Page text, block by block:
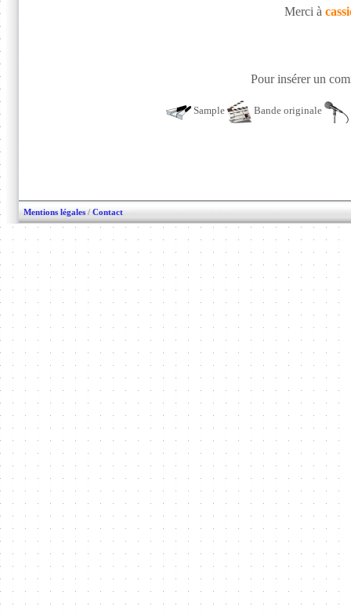
Merci à
Pour insérer un
Sample Bande originale
Mentions légales / Contact